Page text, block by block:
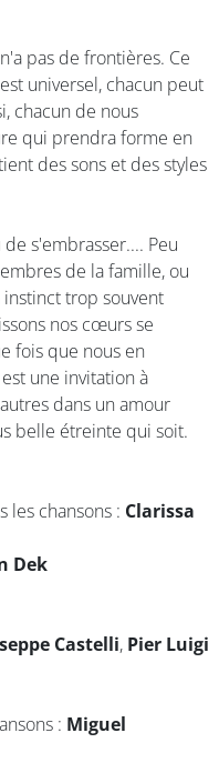
pas de frontières. Ce
universel, chacun peut
chacun de nous
qui prendra forme en
des sons et des styles
s'embrasser.... Peu
de la famille, ou
trop souvent
nos cœurs se
fois que nous en
une invitation à
dans un amour
belle étreinte qui soit.
les chansons : Clarissa
Dek
Castelli, Pier Luigi
: Miguel